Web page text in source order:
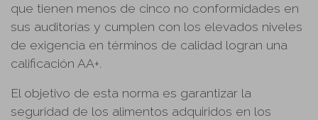
que tienen menos de cinco no conformidades en
sus auditorías y cumplen con los elevados niveles
de exigencia en términos de calidad logran una
calificación AA+.
El objetivo de esta norma es garantizar la
seguridad de los alimentos adquiridos en los